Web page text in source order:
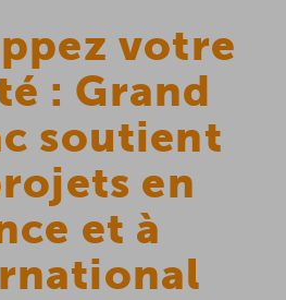
votre
: Grand
soutient
en
et à